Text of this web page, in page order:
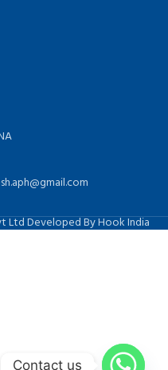
Ltd Developed By Hook India
Contact us